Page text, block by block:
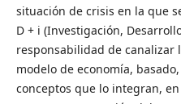
situación de crisis en la que
D + i (Investigación,
responsabilidad de canalizar
modelo de economía,
conceptos que lo integran,